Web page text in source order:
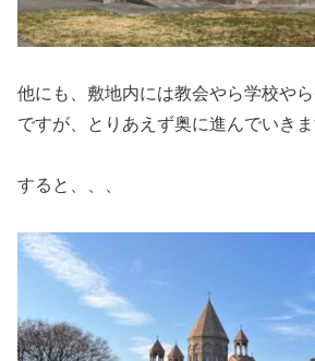
他にも、敷地内には教会やら学校や
ですが、とりあえず奥に進んでいきま
すると、、、